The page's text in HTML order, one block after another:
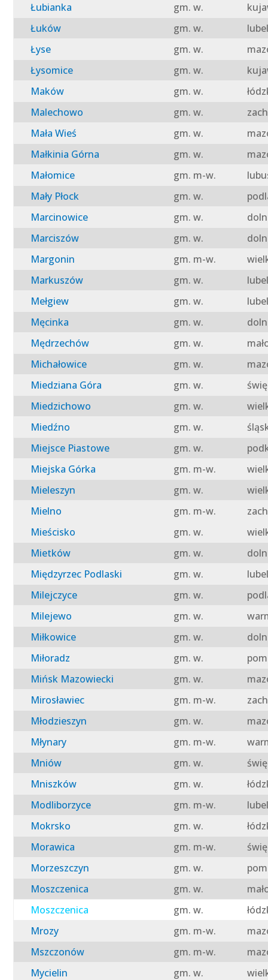
Łubianka
gm. w.
Łuków
gm. w.
Łyse
gm. w.
Łysomice
gm. w.
Maków
gm. w.
Malechowo
gm. w.
Mała Wieś
gm. w.
Małkinia Górna
gm. w.
Małomice
gm. m-w.
Mały Płock
gm. w.
Marcinowice
gm. w.
Marciszów
gm. w.
Margonin
gm. m-w.
Markuszów
gm. w.
Mełgiew
gm. w.
Męcinka
gm. w.
Mędrzechów
gm. w.
Michałowice
gm. w.
Miedziana Góra
gm. w.
Miedzichowo
gm. w.
Miedźno
gm. w.
Miejsce Piastowe
gm. w.
Miejska Górka
gm. m-w.
Mieleszyn
gm. w.
Mielno
gm. m-w.
Mieścisko
gm. w.
Mietków
gm. w.
Międzyrzec Podlaski
gm. w.
Milejczyce
gm. w.
Milejewo
gm. w.
Miłkowice
gm. w.
Miłoradz
gm. w.
Mińsk Mazowiecki
gm. w.
Mirosławiec
gm. m-w.
Młodzieszyn
gm. w.
Młynary
gm. m-w.
Mniów
gm. w.
Mniszków
gm. w.
Modliborzyce
gm. m-w.
Mokrsko
gm. w.
Morawica
gm. m-w.
Morzeszczyn
gm. w.
Moszczenica
gm. w.
Moszczenica
gm. w.
Mrozy
gm. m-w.
Mszczonów
gm. m-w.
Mycielin
gm. w.